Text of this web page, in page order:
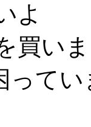
よ
買い
って